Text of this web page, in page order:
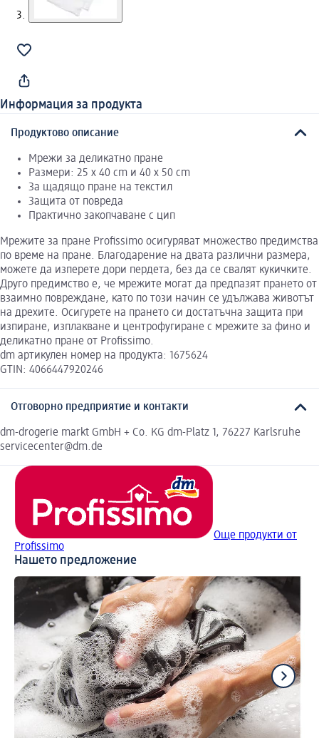
Информация за продукта
Продуктово описание
Мрежи за деликатно пране
Размери: 25 x 40 cm и 40 x 50 cm
За щадящо пране на текстил
Защита от повреда
Практично закопчаване с цип
Мрежите за пране Profissimo осигуряват множество предимства
по време на пране. Благодарение на двата различни размера,
можете да изперете дори пердета, без да се свалят кукичките.
Друго предимство е, че мрежите могат да предпазят прането от
взаимно повреждане, като по този начин се удължава животът
на дрехите. Осигурете на прането си достатъчна защита при
изпиране, изплакване и центрофугиране с мрежите за фино и
деликатно пране от Profissimo.
dm артикулен номер на продукта: 1675624
GTIN: 4066447920246
Отговорно предприятие и контакти
dm-drogerie markt GmbH + Co. KG dm-Platz 1, 76227 Karlsruhe
servicecenter@dm.de
Още продукти от
Profissimo
Нашето предложение